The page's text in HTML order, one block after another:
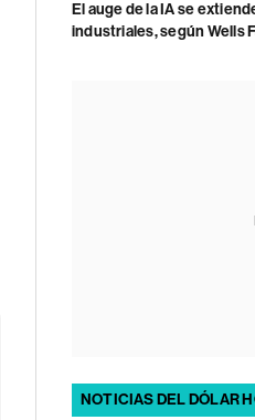
El auge de la IA se
industriales, según Wells
NOTICIAS DEL DÓLAR